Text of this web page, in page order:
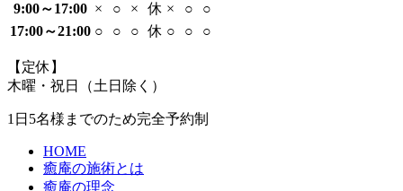
9:00～17:00 × ○ × 休 × ○
○
17:00～21:00 ○ ○ ○ 休 ○ ○ ○
【定休】
木曜・祝日（土日除く）
1日5名様までのため完全予約制
HOME
癒庵の施術とは
癒庵の理念